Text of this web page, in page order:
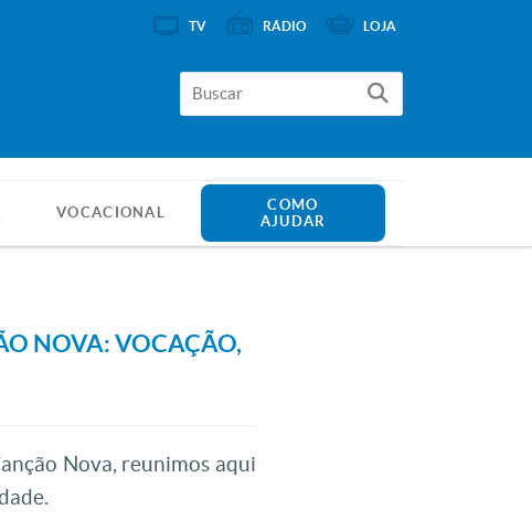
VOCACIONAL
COMO
AJUDAR
NOVA: VOCAÇÃO,
Nova, reunimos aqui
TV RÁDIO LOJA